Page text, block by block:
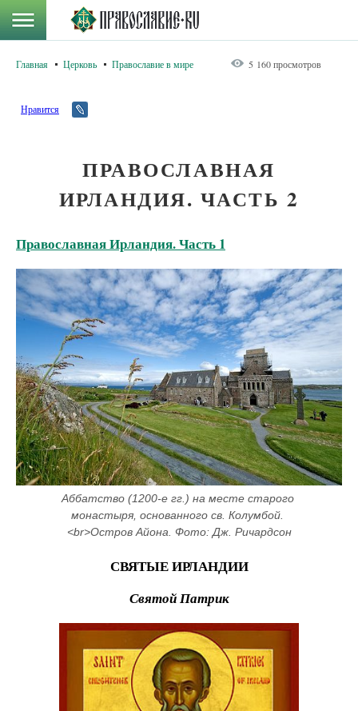
Главная Церковь Православие в мире 5 160 просмотров
Нравится
ПРАВОСЛАВНАЯ
ИРЛАНДИЯ. ЧАСТЬ 2
Православная Ирландия. Часть 1
Аббатство (1200-е гг.) на месте старого
монастыря, основанного св. Колумбой.
<br>Остров Айона. Фото: Дж. Ричардсон
СВЯТЫЕ ИРЛАНДИИ
Святой Патрик